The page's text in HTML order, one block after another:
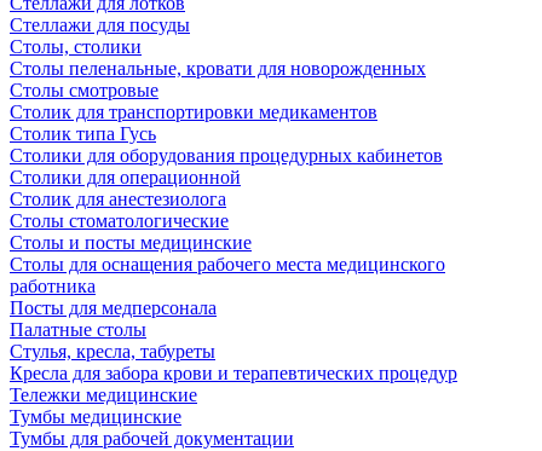
Стеллажи для посуды
Столы, столики
Столы пеленальные, кровати для новорожденных
Столы смотровые
Столик для транспортировки медикаментов
Столик типа Гусь
Столики для оборудования процедурных кабинетов
Столики для операционной
Столик для анестезиолога
Столы стоматологические
Столы и посты медицинские
Столы для оснащения рабочего места медицинского
работника
Посты для медперсонала
Палатные столы
Стулья, кресла, табуреты
Кресла для забора крови и терапевтических процедур
Тележки медицинские
Тумбы медицинские
Тумбы для рабочей документации